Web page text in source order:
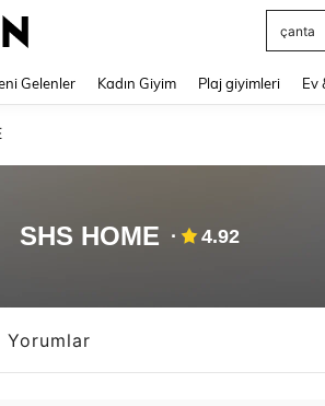
çanta
Gelenler Kadın Giyim Plaj giyimleri Ev
SHS HOME 4.92
Yorumlar